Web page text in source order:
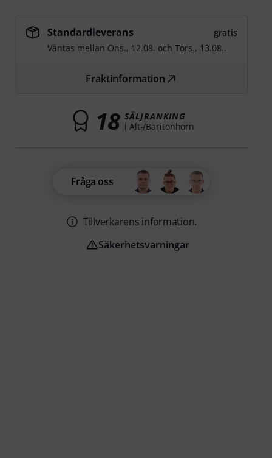
Standardleverans
gratis
Väntas mellan Ons., 12.08. ochTors., 13.08..
Fraktinformation
18 SÄLJRANKING
i Alt-/Baritonhorn
Fråga oss
Tillverkarens information.
Säkerhetsvarningar